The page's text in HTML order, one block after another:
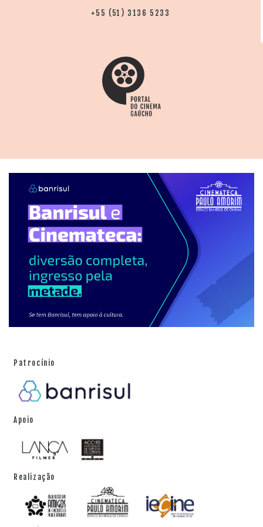
+55 (51) 3136 5233
Patrocínio
Apoio
Realização